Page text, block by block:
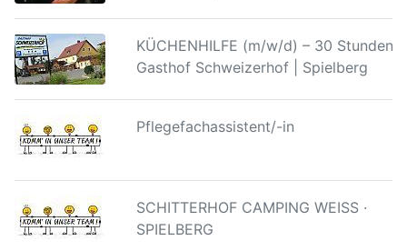
KÜCHENHILFE (m/w/d) – 30 Stunden |
Gasthof Schweizerhof | Spielberg
Pflegefachassistent/-in
SCHITTERHOF CAMPING WEISS ·
SPIELBERG